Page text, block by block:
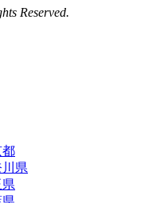
Reserved.
都
県
県